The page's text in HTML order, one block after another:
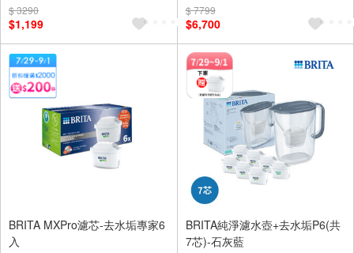
滿額9折
$ 3290
$1,199
$ 7799
$6,700
BRITA MXPro濾芯-去水垢專家6
入
BRITA純淨濾水壺+去水垢P6(共
7芯)-石灰藍